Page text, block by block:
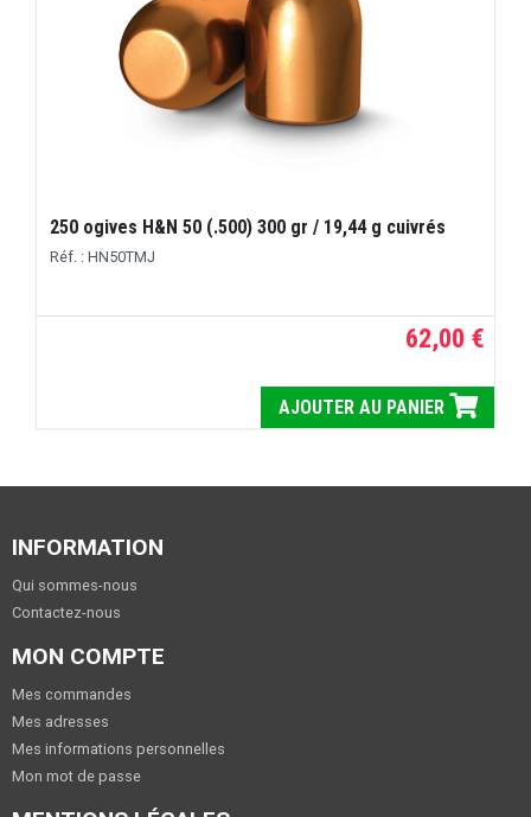
250 ogives H&N 50 (.500) 300 gr / 19,44 g cuivrés
Réf. : HN50TMJ
62,00 €
AJOUTER AU PANIER
INFORMATION
Qui sommes-nous
Contactez-nous
MON COMPTE
Mes commandes
Mes adresses
Mes informations personnelles
Mon mot de passe